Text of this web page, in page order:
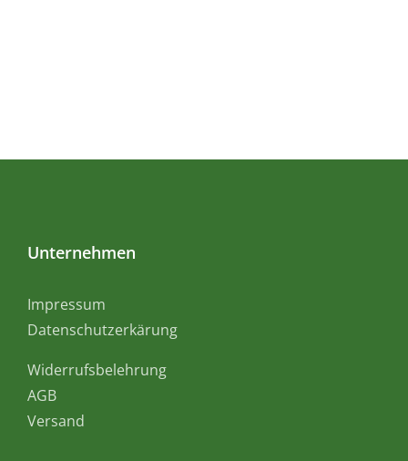
Unternehmen
Impressum
Datenschutzerkärung
Widerrufsbelehrung
AGB
Versand